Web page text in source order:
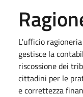
L'ufficio
gestisce la
riscossione dei
cittadini per le
e correttezza